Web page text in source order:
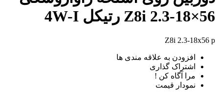
Z8i 2.3-18×56 رتیکل 4W-I
Z8i 2.3-18x56 p
افزودن به علاقه مندی ها
اشتراک گذاری
مرا آگاه کن !
نمودار قیمت